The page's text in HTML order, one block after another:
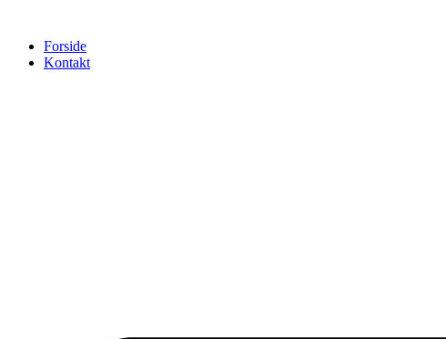
indholdForside
Kontakt